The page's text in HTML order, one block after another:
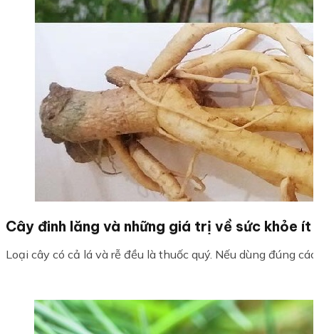
Cây đinh lăng và những giá trị về sức khỏe ít
Loại cây có cả lá và rễ đều là thuốc quý. Nếu dùng đúng